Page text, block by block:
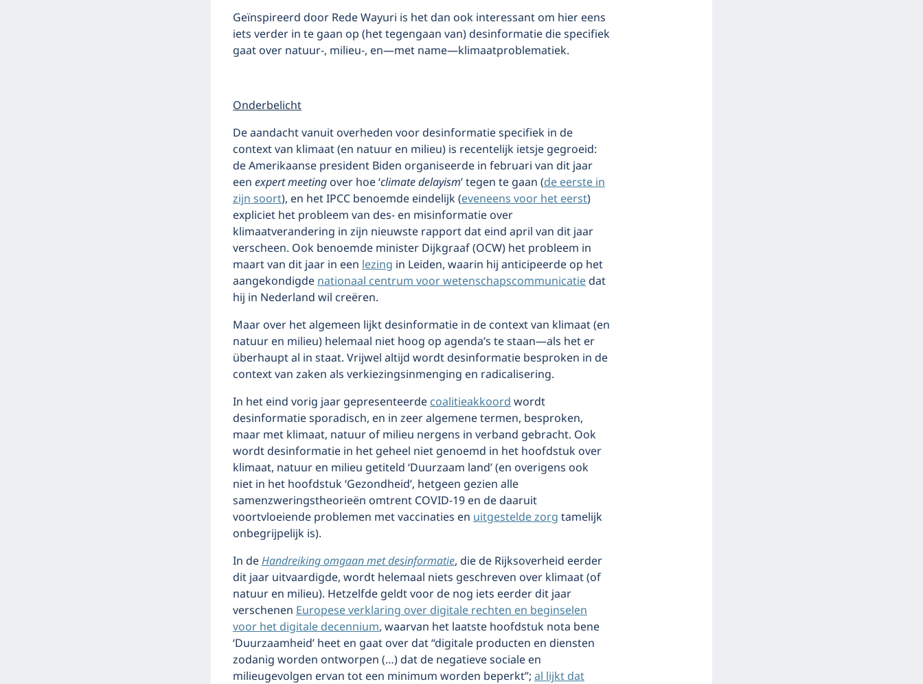
Geïnspireerd door Rede Wayuri is het dan ook interessant om hier eens
iets verder in te gaan op (het tegengaan van) desinformatie die specifiek
gaat over natuur-, milieu-, en—met name—klimaatproblematiek.
Onderbelicht
De aandacht vanuit overheden voor desinformatie specifiek in de
context van klimaat (en natuur en milieu) is recentelijk ietsje gegroeid:
de Amerikaanse president Biden organiseerde in februari van dit jaar
eenexpert meetingover hoe ‘climate delayism’ tegen te gaan (de eerste in
zijn soort), en het IPCC benoemde eindelijk (eveneens voor het eerst)
expliciet het probleem van des- en misinformatie over
klimaatverandering in zijn nieuwste rapport dat eind april van dit jaar
verscheen. Ook benoemde minister Dijkgraaf (OCW) het probleem in
maart van dit jaar in eenlezing in Leiden, waarin hij anticipeerde op het
aangekondigdenationaal centrum voor wetenschapscommunicatiedat
hij in Nederland wil creëren.
Maar over het algemeen lijkt desinformatie in de context van klimaat (en
natuur en milieu) helemaal niet hoog op agenda’s te staan—als het er
überhaupt al in staat. Vrijwel altijd wordt desinformatie besproken in de
context van zaken als verkiezingsinmenging en radicalisering.
In het eind vorig jaar gepresenteerdecoalitieakkoordwordt
desinformatie sporadisch, en in zeer algemene termen, besproken,
maar met klimaat, natuur of milieu nergens in verband gebracht. Ook
wordt desinformatie in het geheel niet genoemd in het hoofdstuk over
klimaat, natuur en milieu getiteld ‘Duurzaam land’ (en overigens ook
niet in het hoofdstuk ‘Gezondheid’, hetgeen gezien alle
samenzweringstheorieën omtrent COVID-19 en de daaruit
voortvloeiende problemen met vaccinaties enuitgestelde zorgtamelijk
onbegrijpelijk is).
In deHandreiking omgaan met desinformatie, die de Rijksoverheid eerder
dit jaar uitvaardigde, wordt helemaal niets geschreven over klimaat (of
natuur en milieu). Hetzelfde geldt voor de nog iets eerder dit jaar
verschenenEuropese verklaring over digitale rechten en beginselen
voor het digitale decennium, waarvan het laatste hoofdstuk nota bene
‘Duurzaamheid’ heet en gaat over dat “digitale producten en diensten
zodanig worden ontworpen (…) dat de negatieve sociale en
milieugevolgen ervan tot een minimum worden beperkt”;al lijkt dat